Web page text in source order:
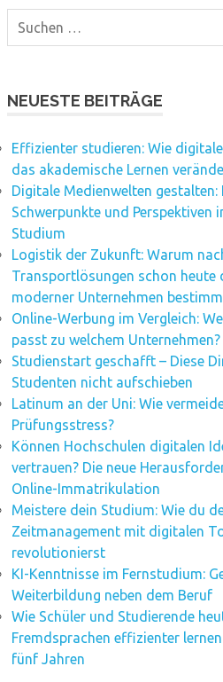
NEUESTE BEITRÄGE
Effizienter studieren: Wie
das akademische Lernen
Digitale Medienwelten gestalten:
Schwerpunkte und Perspektiven
Studium
Logistik der Zukunft: Warum
Transportlösungen schon heute
moderner Unternehmen
Online-Werbung im Vergleich:
passt zu welchem Unternehmen?
Studienstart geschafft – Diese
Studenten nicht aufschieben
Latinum an der Uni: Wie
Prüfungsstress?
Können Hochschulen digitalen
vertrauen? Die neue
Online-Immatrikulation
Meistere dein Studium: Wie du
Zeitmanagement mit digitalen
revolutionierst
KI-Kenntnisse im Fernstudium:
Weiterbildung neben dem Beruf
Wie Schüler und Studierende
Fremdsprachen effizienter
fünf Jahren